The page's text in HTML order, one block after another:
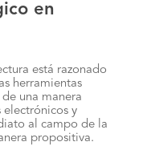
en
está razonado
herramientas
una manera
electrónicos y
al campo de la
propositiva.